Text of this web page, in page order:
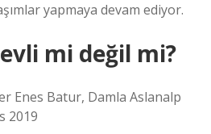
yapmaya devam ediyor.
mi değil mi?
Enes Batur, Damla Aslanalp
2019